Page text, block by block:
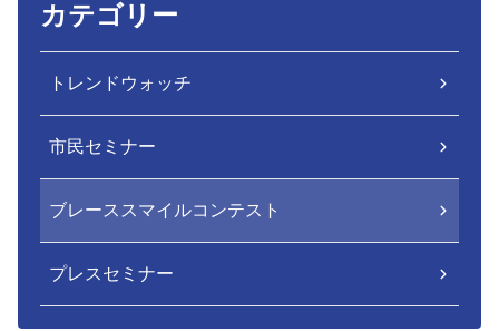
カテゴリー
トレンドウォッチ
市民セミナー
ブレーススマイルコンテスト
プレスセミナー